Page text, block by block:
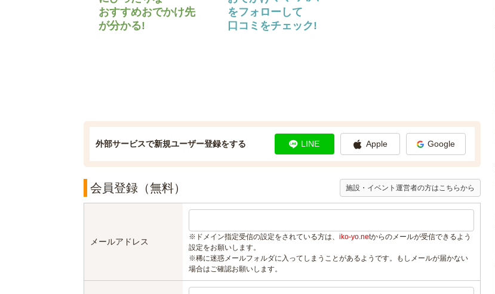
おすすめおでかけ先
が分かる!
をフォローして
口コミをチェック!
外部サービスで新規ユーザー登録をする LINE Apple Google
会員登録（無料） 施設・イベント運営者の方はこちらから
メールアドレス ※ドメイン指定受信の設定をされている方は、 iko-yo.netからのメールが受信できるよう
設定をお願いします。
※稀に迷惑メールフォルダに入ってしまうことがあるようです。もしメールが届かない
場合はご確認お願いします。